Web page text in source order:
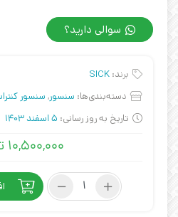
سوالی دارید؟
برند: SICK
دسته‌بندی‌ها: سنسور, سنسور
تاریخ به روز رسانی: 5 اسفند 1403
۱۰,۵۰۰,۰۰۰
سنسور